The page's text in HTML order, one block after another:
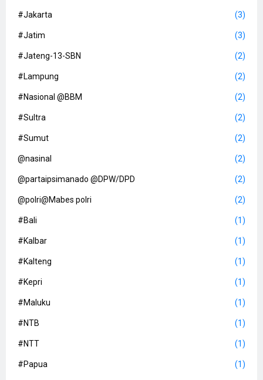
#Jakarta (3)
#Jatim (3)
#Jateng-13-SBN (2)
#Lampung (2)
#Nasional @BBM (2)
#Sultra (2)
#Sumut (2)
@nasinal (2)
@partaipsimanado @DPW/DPD (2)
@polri@Mabes polri (2)
#Bali (1)
#Kalbar (1)
#Kalteng (1)
#Kepri (1)
#Maluku (1)
#NTB (1)
#NTT (1)
#Papua (1)